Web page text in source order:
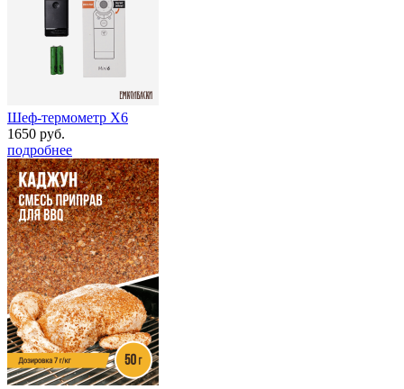
Шеф-термометр Х6
1650 руб.
подробнее